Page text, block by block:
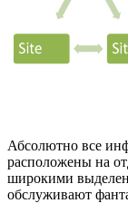
Абсолютно все
расположены на
широкими
обслуживают